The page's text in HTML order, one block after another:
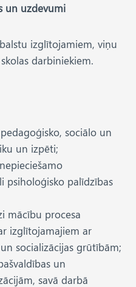
un uzdevumi
izglītojamiem, viņu
darbiniekiem.
sociālo un
un izpēti;
psiholoģisko palīdzības
mācību procesa
izglītojamajiem ar
socializācijas grūtībām;
un
savā darbā